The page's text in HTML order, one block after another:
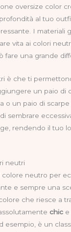
oversize color
al tuo
I materiali
vita ai colori
fare una grande
è che ti
un paio di
o un paio di
sembrare
rendendo il tuo
neutri
colore neutro per
e sempre una
che riesce a
chic e
esempio, è un